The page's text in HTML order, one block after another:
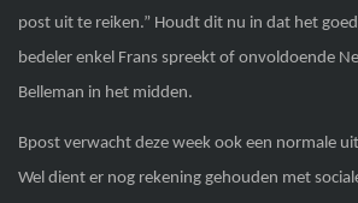
post uit te reiken.” Houdt dit nu in dat het
bedeler enkel Frans spreekt of onvoldoende
Belleman in het midden.
Bpost verwacht deze week ook een normale
Wel dient er nog rekening gehouden met